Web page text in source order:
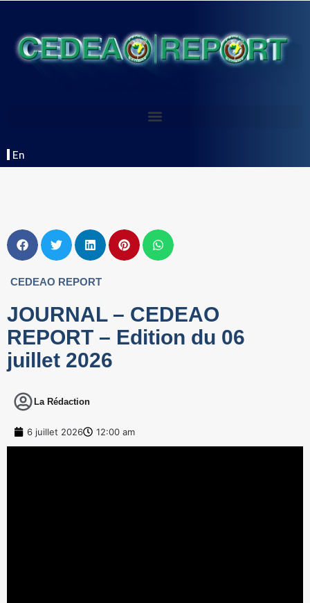
En
CEDEAO REPORT
JOURNAL – CEDEAO
REPORT – Edition du 06
juillet 2026
La Rédaction
6 juillet 2026 12:00 am